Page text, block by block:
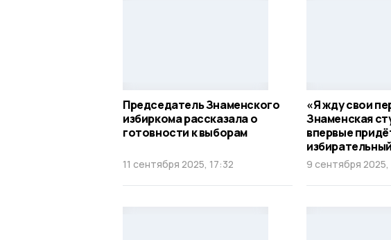
Председатель Знаменского
избиркома рассказала о
готовности к выборам
11 сентября 2025, 17:32
«Я жду свои
Знаменская
впервые
9 сентября